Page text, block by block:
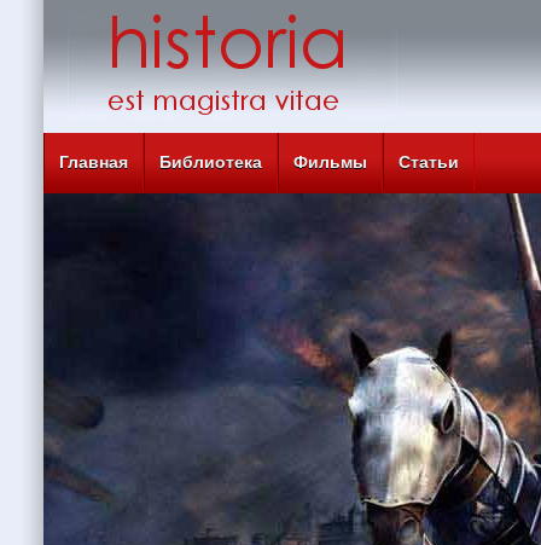
Главная Библиотека Фильмы Статьи